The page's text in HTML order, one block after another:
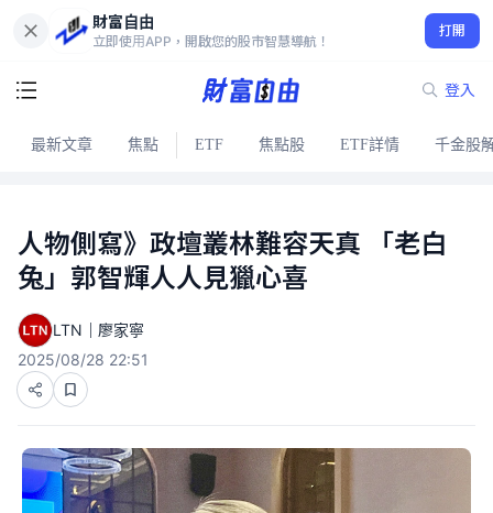
財富自由
立即使用APP，開啟您的股市智慧導航！
打開
登入
最新文章 焦點 ETF 焦點股 ETF詳情 千金股
人物側寫》政壇叢林難容天真 「老白
兔」郭智輝人人見獵心喜
LTN｜廖家寧
2025/08/28 22:51